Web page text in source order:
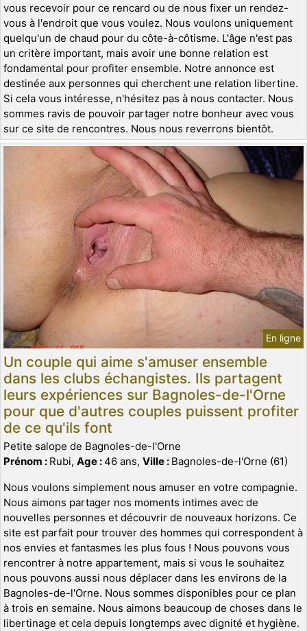
vous recevoir pour ce rencard ou de nous fixer un rendez-
vous à l'endroit que vous voulez. Nous voulons uniquement
quelqu'un de chaud pour du côte-à-côtisme. L'âge n'est pas
un critère important, mais avoir une bonne relation est
fondamental pour profiter ensemble. Notre annonce est
destinée aux personnes qui cherchent une relation libertine.
Si cela vous intéresse, n'hésitez pas à nous contacter. Nous
sommes ravis de pouvoir partager notre bonheur avec vous
sur ce site de rencontres. Nous nous reverrons bientôt.
En ligne
Un couple qui aime s'amuser ensemble
dans les clubs échangistes. Ils partagent
leurs expériences sur Bagnoles-de-l'Orne
pour que d'autres couples puissent profiter
de ce qu'ils font
Petite salope de Bagnoles-de-l'Orne
Prénom : Rubi, Age :46 ans, Ville : Bagnoles-de-l'Orne (61)
Nous voulons simplement nous amuser en votre compagnie.
Nous aimons partager nos moments intimes avec de
nouvelles personnes et découvrir de nouveaux horizons. Ce
site est parfait pour trouver des hommes qui correspondent à
nos envies et fantasmes les plus fous ! Nous pouvons vous
rencontrer à notre appartement, mais si vous le souhaitez
nous pouvons aussi nous déplacer dans les environs de la
Bagnoles-de-l'Orne. Nous sommes disponibles pour ce plan
à trois en semaine. Nous aimons beaucoup de choses dans le
libertinage et cela depuis longtemps avec dignité et hygiène.